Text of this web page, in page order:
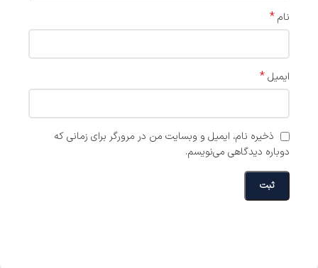
نام*
ایمیل*
ذخیره نام، ایمیل و وبسایت من در مرورگر برای زمانی که
دوباره دیدگاهی می‌نویسم.